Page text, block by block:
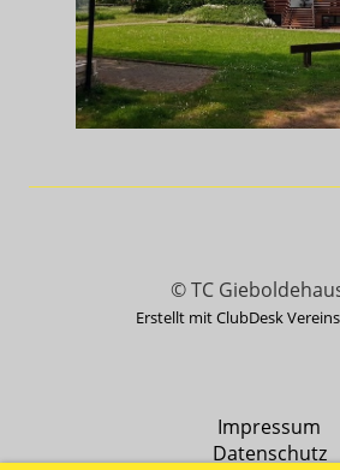
© TC
Erstellt mit ClubDesk
Impressum
Datenschutz